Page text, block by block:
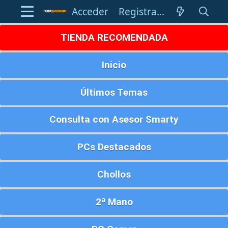
Acceder Registrarse
TIENDA RECOMENDADA
Inicio
Últimos Temas
Consulta con Asesor Smarty
PCs Destacados
Chollos
2ª Mano